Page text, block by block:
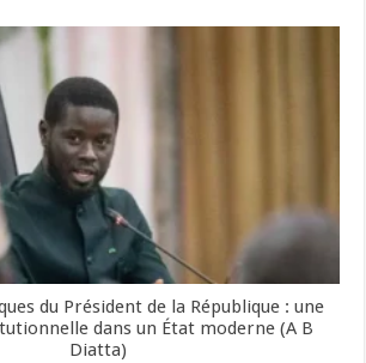
du Président de la République : une
dans un État moderne (A B
Diatta)